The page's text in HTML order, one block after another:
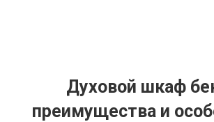
Духовой шкаф
преимущества и